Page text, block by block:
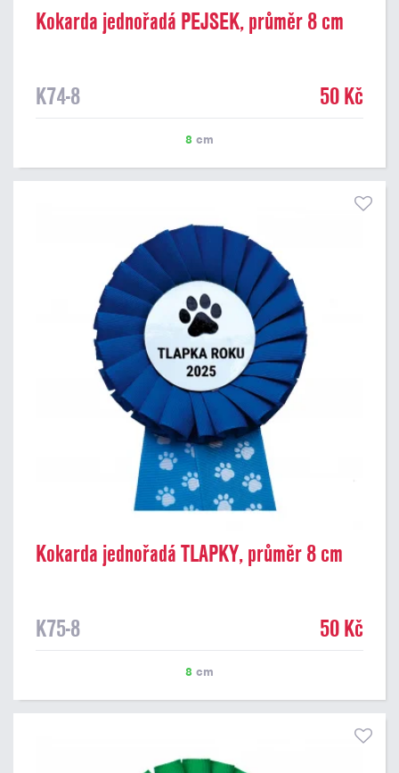
Kokarda jednořadá PEJSEK, průměr 8 cm
K74-8 50 Kč
8 cm
Kokarda jednořadá TLAPKY, průměr 8 cm
K75-8 50 Kč
8 cm